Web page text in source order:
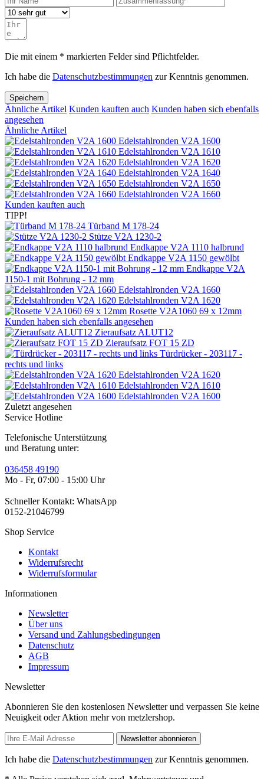
Die mit einem * markierten Felder sind Pflichtfelder.
Ich habe die Datenschutzbestimmungen zur Kenntnis genommen.
Speichern
Ähnliche Artikel Kunden kauften auch Kunden haben sich ebenfalls
angesehen
Ähnliche Artikel
Edelstahlronden V2A 1600
Edelstahlronden V2A 1610
Edelstahlronden V2A 1620
Edelstahlronden V2A 1640
Edelstahlronden V2A 1650
Edelstahlronden V2A 1660
Kunden kauften auch
TIPP!
Türband M 178-24
Stütze V2A 1230-2
Endkappe V2A 1110 halbrund
Endkappe V2A 1150 gewölbt
Endkappe V2A
1150-1 mit Bohrung - 12 mm
Edelstahlronden V2A 1660
Edelstahlronden V2A 1620
Rosette V2A1060 69 x 12mm
Kunden haben sich ebenfalls angesehen
Zieraufsatz ALUT12
Zieraufsatz FOT 15 ZD
Türdrücker - 203117 -
rechts und links
Edelstahlronden V2A 1620
Edelstahlronden V2A 1610
Edelstahlronden V2A 1600
Zuletzt angesehen
Service Hotline
Telefonische Unterstützung
und Beratung unter:
036458 49190
Mo - Fr, 07:00 - 15:00 Uhr
Schneller Kontakt: WhatsApp
0152-21046799
Shop Service
Kontakt
Widerrufsrecht
Widerrufsformular
Informationen
Newsletter
Über uns
Versand und Zahlungsbedingungen
Datenschutz
AGB
Impressum
Newsletter
Abonnieren Sie den kostenlosen Newsletter und verpassen Sie keine
Neuigkeit oder Aktion mehr von metzlershop.
Newsletter abonnieren
Ich habe die Datenschutzbestimmungen zur Kenntnis genommen.